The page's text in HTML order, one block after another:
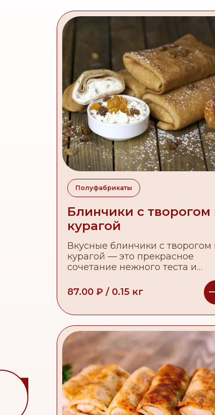
Полуфабрикаты
Блинчики с творогом
курагой
Вкусные блинчики с творогом
курагой — это прекрасное
сочетание нежного теста и
понравится всей семье.
87.00 ₽ / 0.15 кг